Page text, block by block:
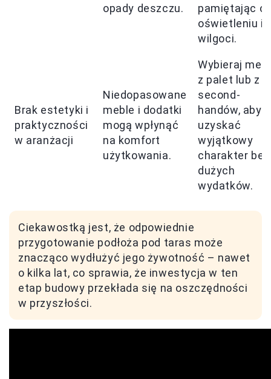
opady deszczu.
pamiętając o
oświetleniu i
wilgoci.
Brak estetyki i
praktyczności
w aranżacji
Niedopasowane
meble i dodatki
mogą wpłynąć
na komfort
użytkowania.
Wybieraj
z palet lub z
second-
handów, aby
uzyskać
wyjątkowy
charakter bez
dużych
wydatków.
Ciekawostką jest, że odpowiednie
przygotowanie podłoża pod taras może
znacząco wydłużyć jego żywotność – nawet
o kilka lat, co sprawia, że inwestycja w ten
etap budowy przekłada się na oszczędności
w przyszłości.